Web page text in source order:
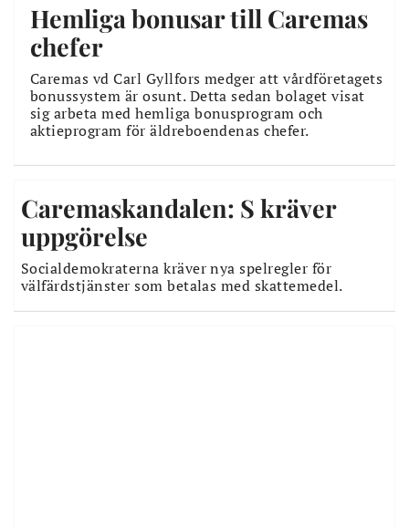
Hemliga bonusar till Caremas
chefer
Caremas vd Carl Gyllfors medger att vårdföretagets
bonussystem är osunt. Detta sedan bolaget visat
sig arbeta med hemliga bonusprogram och
aktieprogram för äldreboendenas chefer.
Caremaskandalen: S kräver
uppgörelse
Socialdemokraterna kräver nya spelregler för
välfärdstjänster som betalas med skattemedel.